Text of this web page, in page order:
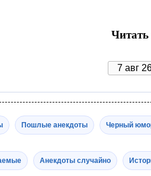
Пошлые анекдоты Черный
Анекдоты случайно